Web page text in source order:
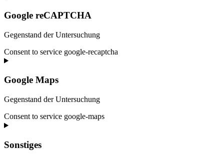
Google reCAPTCHA
Gegenstand der Untersuchung
Consent to service google-recaptcha
Google Maps
Gegenstand der Untersuchung
Consent to service google-maps
Sonstiges